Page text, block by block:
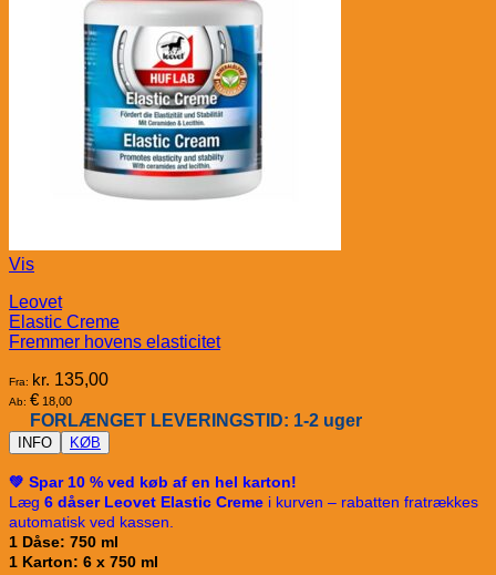
Vis
Leovet
Elastic Creme
Fremmer hovens elasticitet
Fra: kr. 135,00
Ab: € 18,00
FORLÆNGET LEVERINGSTID: 1-2 uger
INFO KØB
💚 Spar 10 % ved køb af en hel karton!
Læg 6 dåser Leovet Elastic Creme i kurven – rabatten fratrækkes
automatisk ved kassen.
1 Dåse: 750 ml
1 Karton: 6 x 750 ml